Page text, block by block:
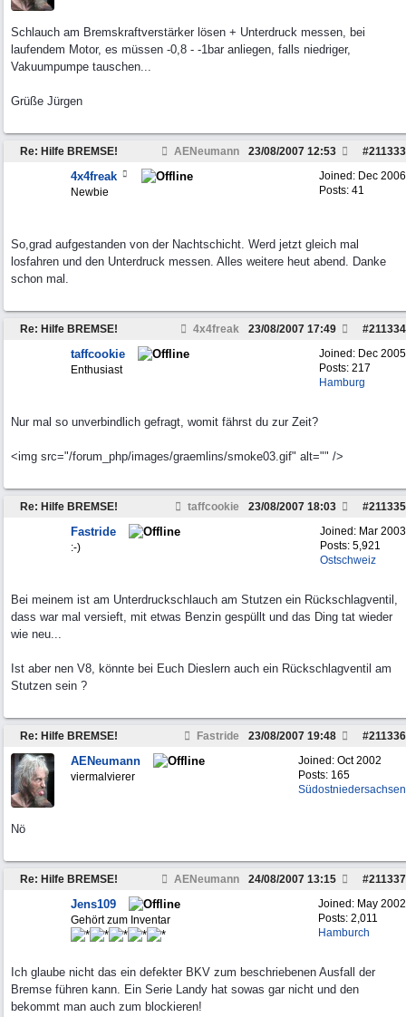
Schlauch am Bremskraftverstärker lösen + Unterdruck messen, bei
laufendem Motor, es müssen -0,8 - -1bar anliegen, falls niedriger,
Vakuumpumpe tauschen...
Grüße Jürgen
Re: Hilfe BREMSE! AENeumann #211333
23/08/2007 12:53
Joined: Dec 2006
Posts: 41
4x4freak
Newbie
So,grad aufgestanden von der Nachtschicht. Werd jetzt gleich mal
losfahren und den Unterdruck messen. Alles weitere heut abend. Danke
schon mal.
Re: Hilfe BREMSE! 4x4freak #211334
23/08/2007 17:49
Joined: Dec 2005
Posts: 217
Hamburg
taffcookie
Enthusiast
Nur mal so unverbindlich gefragt, womit fährst du zur Zeit?
<img src="/forum_php/images/graemlins/smoke03.gif" alt="" />
Re: Hilfe BREMSE! taffcookie #211335
23/08/2007 18:03
Joined: Mar 2003
Posts: 5,921
Ostschweiz
Fastride
:-)
Bei meinem ist am Unterdruckschlauch am Stutzen ein Rückschlagventil,
dass war mal versieft, mit etwas Benzin gespüllt und das Ding tat wieder
wie neu...
Ist aber nen V8, könnte bei Euch Dieslern auch ein Rückschlagventil am
Stutzen sein ?
Re: Hilfe BREMSE! Fastride #211336
23/08/2007 19:48
Joined: Oct 2002
Posts: 165
Südostniedersachsen
AENeumann
viermalvierer
Nö
Re: Hilfe BREMSE! AENeumann #211337
24/08/2007 13:15
Joined: May 2002
Posts: 2,011
Hamburch
Jens109
Gehört zum Inventar
Ich glaube nicht das ein defekter BKV zum beschriebenen Ausfall der
Bremse führen kann. Ein Serie Landy hat sowas gar nicht und den
bekommt man auch zum blockieren!